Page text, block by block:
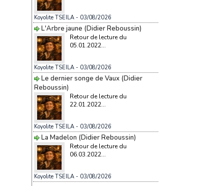
Koyolite TSEILA- 03/08/2026
L'Arbre jaune (Didier Reboussin)
Retour de lecture du
05.01.2022...
Koyolite TSEILA- 03/08/2026
Le dernier songe de Vaux (Didier
Reboussin)
Retour de lecture du
22.01.2022...
Koyolite TSEILA- 03/08/2026
La Madelon (Didier Reboussin)
Retour de lecture du
06.03.2022...
Koyolite TSEILA- 03/08/2026